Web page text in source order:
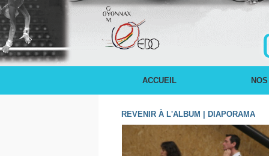
ACCUEIL
REVENIR À L'ALBUM DIAPORAMA